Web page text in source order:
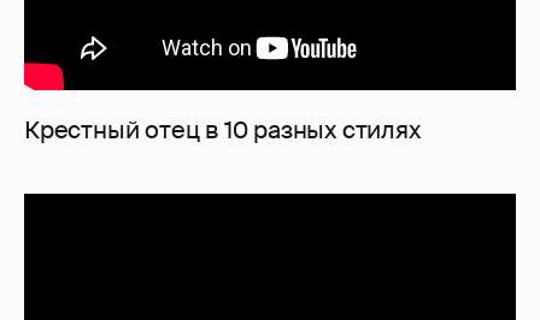
Крестный отец в 10 разных стилях